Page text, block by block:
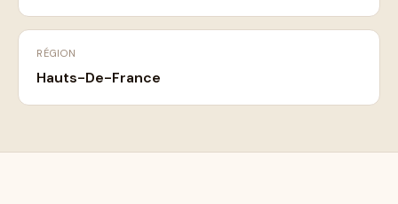
RÉGION
Hauts-De-France